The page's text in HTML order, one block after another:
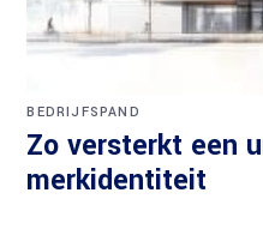
BEDRIJFSPAND
Zo versterkt een
merkidentiteit